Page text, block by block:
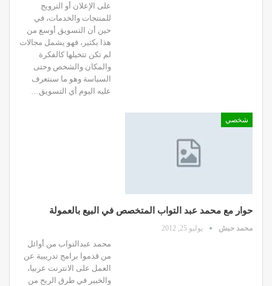
على الإعلان أو الترويج
للمنتجات والخدمات، في
حين أن التسويق أوسع من
هذا بكثير، فهو يشمل مجالات
لم تكن تتخيلها كالفكرة
والمكان والشخص وحتى
السياسة وهو ما سنتعرف
عليه اليوم أي التسويق…
شخصي
حوار مع محمد عبد التواب المتخصص في البيع بالعمولة
محمد حبش يوليو 25, 2012
محمد عبدالتواب من أوائل
من قدموا برامج تدريبية عن
العمل على الانترنت عربيا،
والخبير في طرق الربح من